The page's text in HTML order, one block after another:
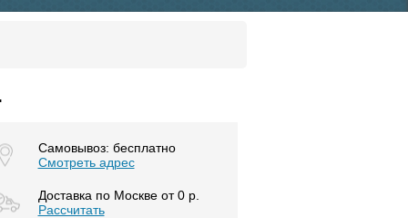
Самовывоз: бесплатно
Смотреть адрес
Доставка по Москве от 0 р.
Расcчитать